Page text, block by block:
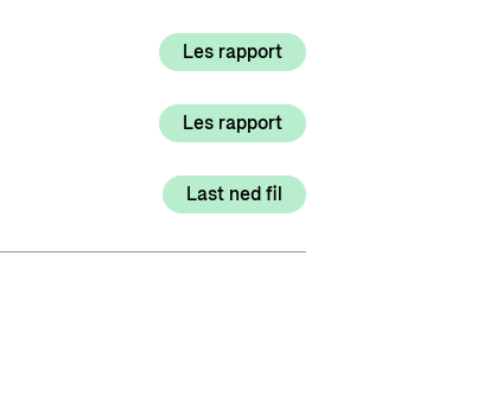
Les rapport
Les rapport
Last ned fil